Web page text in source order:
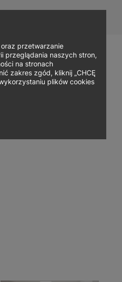
Zapisz się
oraz przetwarzanie
przeglądania naszych stron,
na stronach
zakres zgód, kliknij „CHCĘ
plików cookies